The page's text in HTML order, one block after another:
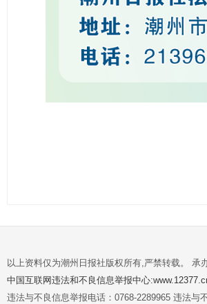
以上资料仅为潮州日报社版权所有,严禁转载。 承
中国互联网违法和不良信息举报中心
违法与不良信息举报电话：0768-2289965 违法与